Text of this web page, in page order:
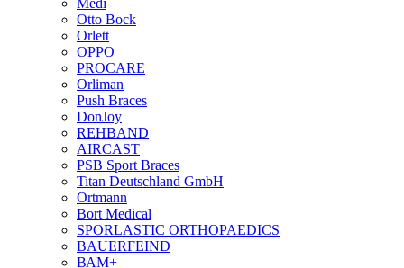
Medi
Otto Bock
Orlett
OPPO
PROCARE
Orliman
Push Braces
DonJoy
REHBAND
AIRCAST
PSB Sport Braces
Titan Deutschland GmbH
Ortmann
Bort Medical
SPORLASTIC ORTHOPAEDICS
BAUERFEIND
ВАМ+